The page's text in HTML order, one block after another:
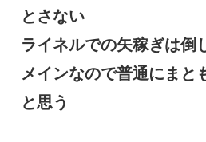
とさない
ライネルでの矢稼ぎは倒
メインなので普通にまと
と思う